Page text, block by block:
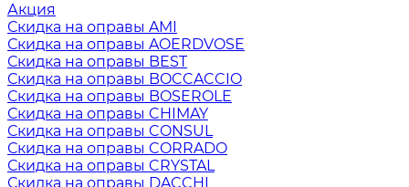
Акция
Скидка на оправы AMI
Скидка на оправы AOERDVOSE
Скидка на оправы BEST
Скидка на оправы BOCCACCIO
Скидка на оправы BOSEROLE
Скидка на оправы CHIMAY
Скидка на оправы CONSUL
Скидка на оправы CORRADO
Скидка на оправы CRYSTAL
Скидка на оправы DACCHI